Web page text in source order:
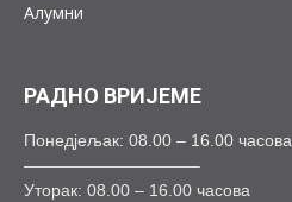
Алумни
РАДНО ВРИЈЕМЕ
Понедјељак: 08.00 – 16.00 часова
——————————–
Уторак: 08.00 – 16.00 часова